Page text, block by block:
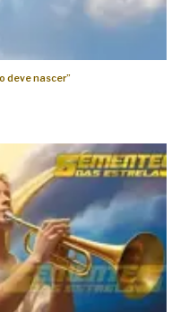
deve nascer”